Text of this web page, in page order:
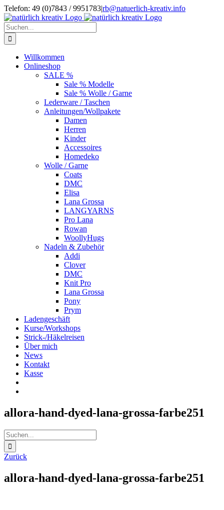
Zum
Inhalt
springen
Telefon: 49 (0)7843 / 9951783|rb@natuerlich-kreativ.info
Suche
nach:
Willkommen
Onlineshop
SALE %
Sale % Modelle
Sale % Wolle / Garne
Lederware / Taschen
Anleitungen/Wollpakete
Damen
Herren
Kinder
Accessoires
Homedeko
Wolle / Garne
Coats
DMC
Elisa
Lana Grossa
LANGYARNS
Pro Lana
Rowan
WoollyHugs
Nadeln & Zubehör
Addi
Clover
DMC
Knit Pro
Lana Grossa
Pony
Prym
Ladengeschäft
Kurse/Workshops
Strick-/Häkelreisen
Über mich
News
Kontakt
Kasse
allora-hand-dyed-lana-grossa-farbe251
Suche
nach:
Zurück
allora-hand-dyed-lana-grossa-farbe251